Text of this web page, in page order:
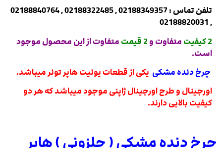
تلفن تماس : 02188349357 , 02188322485 , 02188840764
, 02188820031
2 کیفیت
متفاوت و 2 قیمت
متفاوت از این محصول موجود
است.
چرخ دنده مشکی یکی از قطعات یونیت هاپر تونر میباشد.
اورجینال و طرح اورجینال ژاپنی موجود میباشد که هر دو
کیفیت بالایی دارند.
چرخ دنده مشکی ( حلزونی ) هاپر